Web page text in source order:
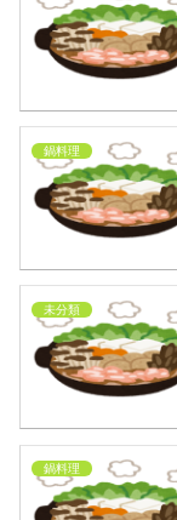
鍋料理
未分類
鍋料理